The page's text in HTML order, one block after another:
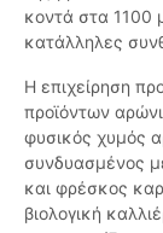
κοντά στα 1100
κατάλληλες
Η επιχείρηση
προϊόντων
φυσικός χυμός
συνδυασμένος
και φρέσκος
βιολογική